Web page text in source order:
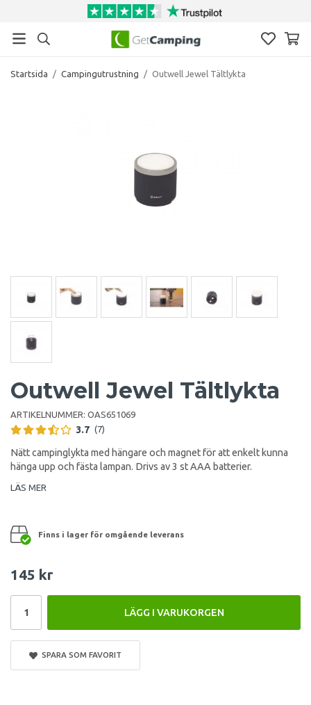
Startsida / Campingutrustning / Outwell Jewel Tältlykta
Outwell Jewel Tältlykta
ARTIKELNUMMER: OAS651069
3.7 (7)
Nätt campinglykta med hängare och magnet för att enkelt kunna
hänga upp och fästa lampan. Drivs av 3 st AAA batterier.
LÄS MER
Finns i lager för omgående leverans
145 kr
LÄGG I VARUKORGEN
SPARA SOM FAVORIT